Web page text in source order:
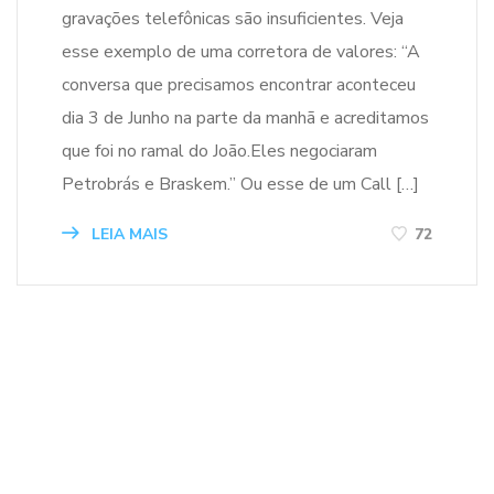
gravações telefônicas são insuficientes. Veja
esse exemplo de uma corretora de valores: “A
conversa que precisamos encontrar aconteceu
dia 3 de Junho na parte da manhã e acreditamos
que foi no ramal do João.Eles negociaram
Petrobrás e Braskem.” Ou esse de um Call […]
LEIA MAIS 72